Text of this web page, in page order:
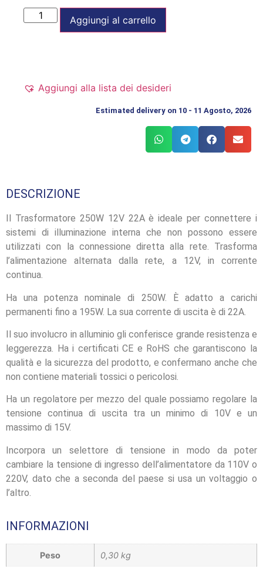
Aggiungi al carrello
Aggiungi alla lista dei desideri
Estimated delivery on 10 - 11 Agosto, 2026
DESCRIZIONE
Il Trasformatore 250W 12V 22A è ideale per connettere i
sistemi di illuminazione interna che non possono essere
utilizzati con la connessione diretta alla rete. Trasforma
l’alimentazione alternata dalla rete, a 12V, in corrente
continua.
Ha una potenza nominale di 250W. È adatto a carichi
permanenti fino a 195W. La sua corrente di uscita è di 22A.
Il suo involucro in alluminio gli conferisce grande resistenza e
leggerezza. Ha i certificati CE e RoHS che garantiscono la
qualità e la sicurezza del prodotto, e confermano anche che
non contiene materiali tossici o pericolosi.
Ha un regolatore per mezzo del quale possiamo regolare la
tensione continua di uscita tra un minimo di 10V e un
massimo di 15V.
Incorpora un selettore di tensione in modo da poter
cambiare la tensione di ingresso dell’alimentatore da 110V o
220V, dato che a seconda del paese si usa un voltaggio o
l’altro.
INFORMAZIONI
Peso 0,30 kg